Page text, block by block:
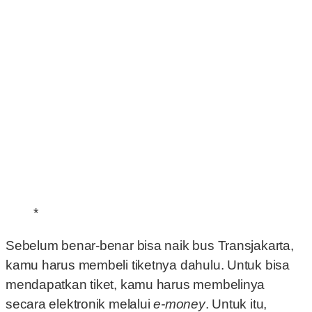
*
Sebelum benar-benar bisa naik bus Transjakarta,
kamu harus membeli tiketnya dahulu. Untuk bisa
mendapatkan tiket, kamu harus membelinya
secara elektronik melaluie-money. Untuk itu,